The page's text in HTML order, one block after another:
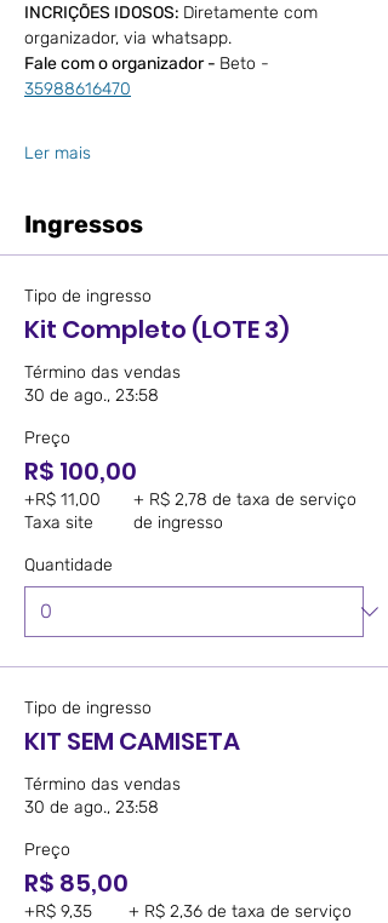
INCRIÇÕES IDOSOS: Diretamente com
organizador, via whatsapp.
Fale com o organizador - Beto -
35988616470
Ler mais
Ingressos
Tipo de ingresso
Kit Completo (LOTE 3)
Término das vendas
30 de ago., 23:58
Preço
R$ 100,00
+R$ 11,00
Taxa site
+ R$ 2,78 de taxa de serviço
de ingresso
Quantidade
Tipo de ingresso
KIT SEM CAMISETA
Término das vendas
30 de ago., 23:58
Preço
R$ 85,00
+R$ 9,35
+ R$ 2,36 de taxa de serviço